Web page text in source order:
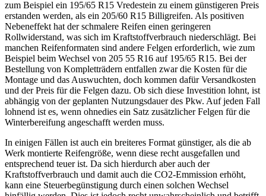
zum Beispiel ein 195/65 R15 Vredestein zu einem günstigeren Preis
erstanden werden, als ein 205/60 R15 Billigreifen. Als positiven
Nebeneffekt hat der schmalere Reifen einen geringeren
Rollwiderstand, was sich im Kraftstoffverbrauch niederschlägt. Bei
manchen Reifenformaten sind andere Felgen erforderlich, wie zum
Beispiel beim Wechsel von 205 55 R16 auf 195/65 R15. Bei der
Bestellung von Kompletträdern entfallen zwar die Kosten für die
Montage und das Auswuchten, doch kommen dafür Versandkosten
und der Preis für die Felgen dazu. Ob sich diese Investition lohnt, ist
abhängig von der geplanten Nutzungsdauer des Pkw. Auf jeden Fall
lohnend ist es, wenn ohnedies ein Satz zusätzlicher Felgen für die
Winterbereifung angeschafft werden muss.
In einigen Fällen ist auch ein breiteres Format günstiger, als die ab
Werk montierte Reifengröße, wenn diese recht ausgefallen und
entsprechend teuer ist. Da sich hierdurch aber auch der
Kraftstoffverbrauch und damit auch die CO2-Emmission erhöht,
kann eine Steuerbegünstigung durch einen solchen Wechsel